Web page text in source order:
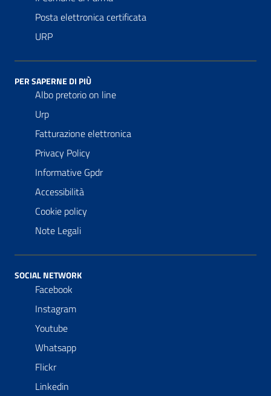
Posta elettronica certificata
URP
PER SAPERNE DI PIÙ
Albo pretorio on line
Urp
Fatturazione elettronica
Privacy Policy
Informative Gpdr
Accessibilità
Cookie policy
Note Legali
SOCIAL NETWORK
Facebook
Instagram
Youtube
Whatsapp
Flickr
Linkedin